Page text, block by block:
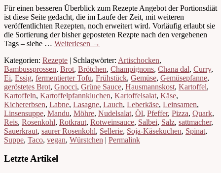
Für einen besseren Überblick zum Rezepte Angebot der Portionsdiät
ist diese Seite gedacht, die im Laufe der Zeit, mit weiteren
veröffentlichten Rezepten, noch erweitert wird. Vorläufig erlaubt sie
die Sortierung der bisher geposteten Rezpte nach den vergebenen
Tags – siehe … Weiterlesen →
Kategorien: Rezepte | Schlagwörter: Artischocken,
Bambussprossen, Brot, Brötchen, Champignons, Chana dal, Curry,
Ei, Essig, fermentierter Tofu, Frühstück, Gemüse, Gemüsepfanne,
geröstetes Brot, Gnocci, Grüne Sauce, Hausmannskost, Kartoffel,
Kartoffeln, Kartoffelpfannkluchen, Kartoffelsalat, Käse,
Kichererbsen, Labne, Lasagne, Lauch, Leberkäse, Leinsamen,
Linsensuppe, Mandu, Möhre, Nudelsalat, Öl, Pfeffer, Pizza, Quark,
Reis, Rosenkohl, Rotkraut, Rotweinsauce, Salbei, Salz, sattmacher,
Sauerkraut, saurer Rosenkohl, Sellerie, Soja-Käsekuchen, Spinat,
Suppe, Taco, vegan, Würstchen | Permalink
Letzte Artikel